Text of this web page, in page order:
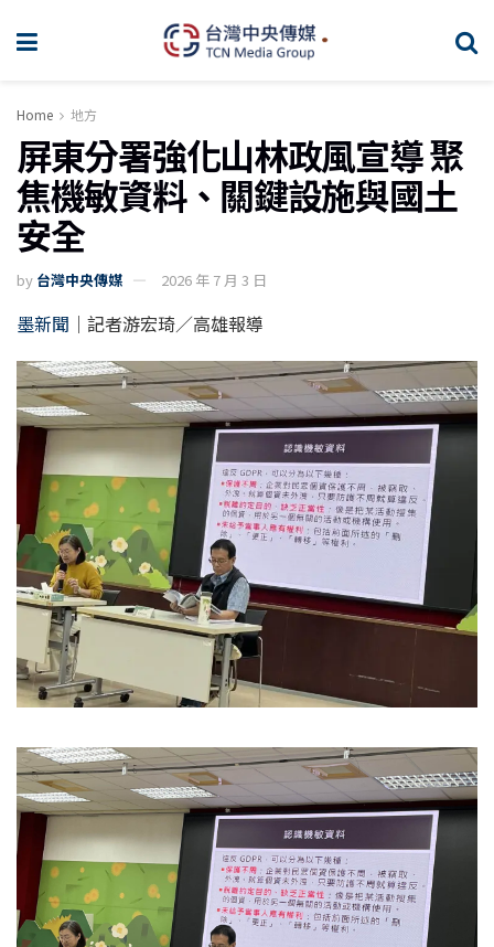
Home 地方
屏東分署強化山林政風宣導 聚
焦機敏資料、關鍵設施與國土
安全
by 台灣中央傳媒 2026 年 7 月 3 日
墨新聞 ｜記者游宏琦／高雄報導